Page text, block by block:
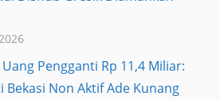
Pengganti Rp 11,4 Miliar:
Bekasi Non Aktif Ade Kunang